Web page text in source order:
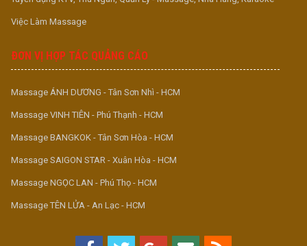
Việc Làm Massage
ĐƠN VỊ HỢP TÁC QUẢNG CÁO
Massage ÁNH DƯƠNG - Tân Sơn Nhì - HCM
Massage VINH TIÊN - Phú Thạnh - HCM
Massage BANGKOK - Tân Sơn Hòa - HCM
Massage SAIGON STAR - Xuân Hòa - HCM
Massage NGỌC LAN - Phú Thọ - HCM
Massage TÊN LỬA - An Lạc - HCM